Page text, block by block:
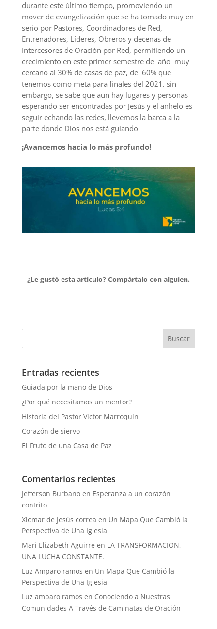
durante este último tiempo, promoviendo un
mover de evangelización que se ha tomado muy en
serio por Pastores, Coordinadores de Red,
Entrenadores, Líderes, Obreros y decenas de
Intercesores de Oración por Red, permitiendo un
crecimiento en este primer semestre del año muy
cercano al 30% de casas de paz, del 60% que
tenemos como meta para finales del 2021, sin
embargo, se sabe que aun hay lugares y personas
esperando ser encontradas por Jesús y el anhelo es
seguir echando las redes, llevemos la barca a la
parte donde Dios nos está guiando.
¡Avancemos hacia lo más profundo!
¿Le gustó esta artículo? Compártalo con alguien.
Entradas recientes
Guiada por la mano de Dios
¿Por qué necesitamos un mentor?
Historia del Pastor Victor Marroquín
Corazón de siervo
El Fruto de una Casa de Paz
Comentarios recientes
Jefferson Burbanoen Esperanza a un corazón
contrito
Xiomar de Jesús correa en Un Mapa Que Cambió la
Perspectiva de Una Iglesia
Mari Elizabeth Aguirre en LA TRANSFORMACIÓN,
UNA LUCHA CONSTANTE.
Luz Amparo ramos en Un Mapa Que Cambió la
Perspectiva de Una Iglesia
Luz amparo ramos en Conociendo a Nuestras
Comunidades A Través de Caminatas de Oración